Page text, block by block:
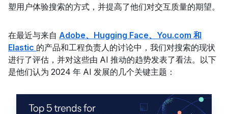
塑用户体验搜索的方式，并提高了他们对交互质量的期望。
在最近与来自 Adobe、Hugging Face、You.com 和
Elastic 的产品和工程负责人的讨论中 ，我们对搜索的现状
进行了评估，并对这些由 AI 推动的趋势发表了看法。以下
是他们认为 2024 年 AI 发展的几个关键主题：